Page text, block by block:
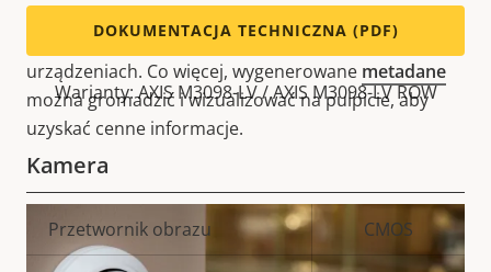
natężenia dźwięku. To
wyzwalać automatyczne odpowiedzina innych
urządzeniach. Co więcej, wygenerowane metadane
można gromadzić i wizualizować na pulpicie, aby
uzyskać cenne informacje.
DOKUMENTACJA TECHNICZNA (PDF)
Warianty: AXIS M3098-LV / AXIS M3098-LV ROW
Kamera
Opis
nieruchomości
Wartość
nieruchomości
Przetwornik obrazu CMOS